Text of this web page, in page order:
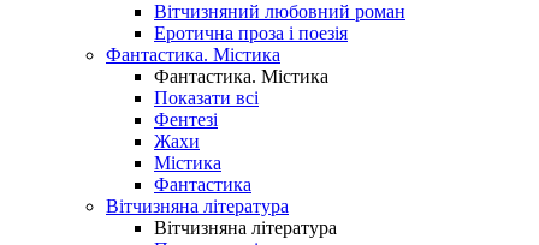
Вітчизняний любовний роман
Еротична проза і поезія
Фантастика. Містика
Фантастика. Містика
Показати всі
Фентезі
Жахи
Містика
Фантастика
Вітчизняна література
Вітчизняна література